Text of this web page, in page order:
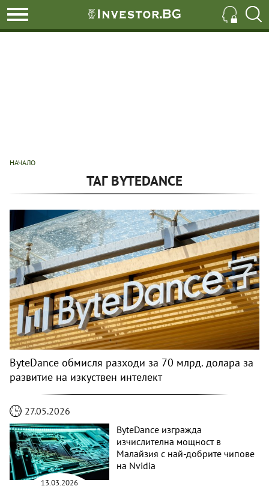
НАЧАЛО
ТАГ BYTEDANCE
ByteDance обмисля разходи за 70 млрд. долара за
развитие на изкуствен интелект
27.05.2026
13.03.2026
ByteDance изгражда
изчислителна мощност в
Малайзия с най-добрите чипове
на Nvidia